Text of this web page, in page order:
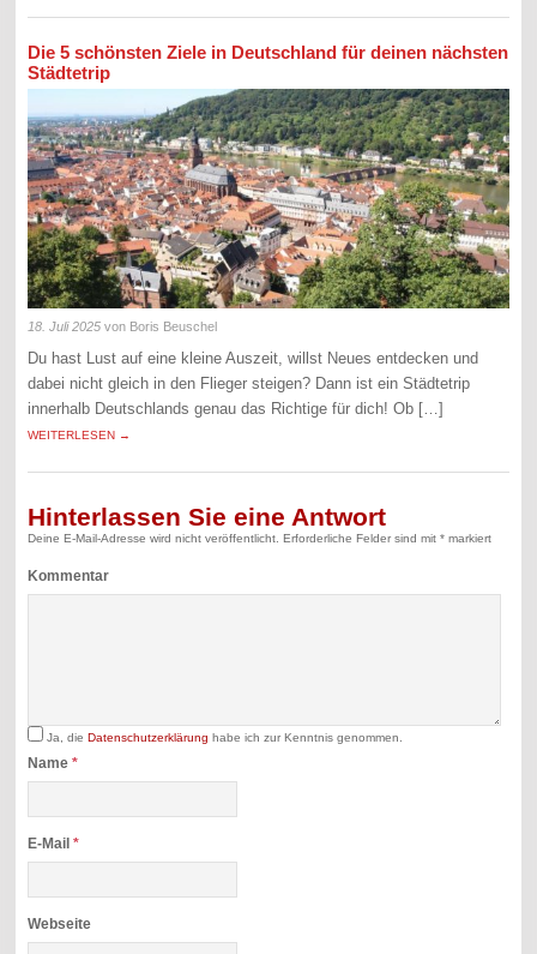
Die 5 schönsten Ziele in Deutschland für deinen nächsten
Städtetrip
18. Juli 2025 von Boris Beuschel
Du hast Lust auf eine kleine Auszeit, willst Neues entdecken und
dabei nicht gleich in den Flieger steigen? Dann ist ein Städtetrip
innerhalb Deutschlands genau das Richtige für dich! Ob […]
WEITERLESEN →
Hinterlassen Sie eine Antwort
Deine E-Mail-Adresse wird nicht veröffentlicht. Erforderliche Felder sind mit* markiert
Kommentar
Ja, dieDatenschutzerklärung habe ich zur Kenntnis genommen.
Name*
E-Mail*
Webseite